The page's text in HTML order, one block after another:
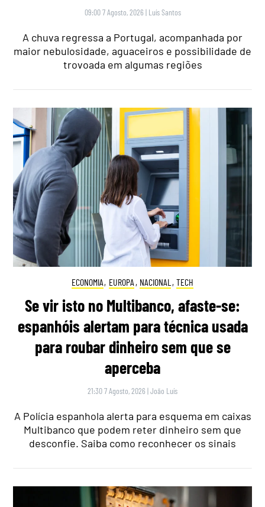
09:00 7 Agosto, 2026 | Luís Santos
A chuva regressa a Portugal, acompanhada por
maior nebulosidade, aguaceiros e possibilidade de
trovoada em algumas regiões
ECONOMIA, EUROPA , NACIONAL , TECH
Se vir isto no Multibanco, afaste-se:
espanhóis alertam para técnica usada
para roubar dinheiro sem que se
aperceba
21:30 7 Agosto, 2026 |João Luís
A Polícia espanhola alerta para esquema em caixas
Multibanco que podem reter dinheiro sem que
desconfie. Saiba como reconhecer os sinais